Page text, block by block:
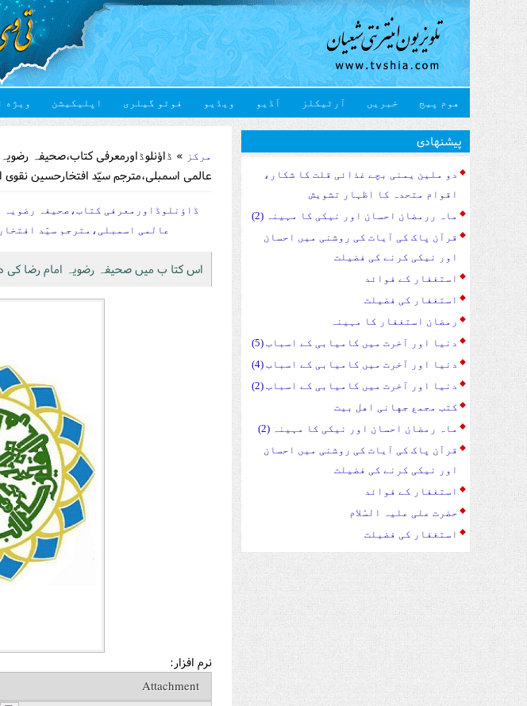
هوم پیج خبریں آرٹیکلز آڈیو ویڈیو فوٹو گیلری اپلیکیشن ویژه
مرکز » ڈاؤنلوڈاورمعرفی کتاب،صحیفہ
عالمی اسمبلی،مترجم سیّد افتخارحسین نقوی
ڈاؤنلوڈاورمعرفی کتاب،صحیفہ
عالمی اسمبلی،مترجم سیّد
اس کتا ب میں صحیفہ رضویہ امام رضا کی
نرم افزار:
Attachment
پیشنهادی
دو ملین یمنی بچے غذائی قلت کا شکار،
اقوام متحدہ کا اظہار تشویش
ماہ ررمضان احسان اور نیکی کا مہینہ (2)
قرآن پاک کی آیات کی روشنی میں احسان
اور نیکی کرنے کی فضیلت
استغفار کے فوائد
استغفار کی فضیلت
رمضان استغفار کا مہینہ
دنیا اور آخرت میں کامیابی کے اسباب (5)
دنیا اور آخرت میں کامیابی کے اسباب (4)
دنیا اور آخرت میں کامیابی کے اسباب (2)
کتب مجمع جهانی اهل بیت
ماہ رمضان احسان اور نیکی کا مہینہ (2)
قرآن پاک کی آیات کی روشنی میں احسان
اور نیکی کرنے کی فضیلت
استغفار کے فوائد
حضرت علی علیہ السّلام
استغفار کی فضیلت